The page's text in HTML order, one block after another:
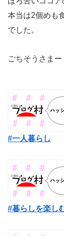
本当は2個めも
でした。
ごちそうさまー
#一人暮らし
#暮らしを楽し